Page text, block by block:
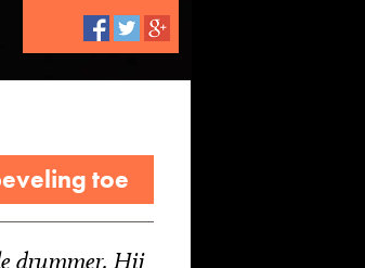
toe
drummer. Hij